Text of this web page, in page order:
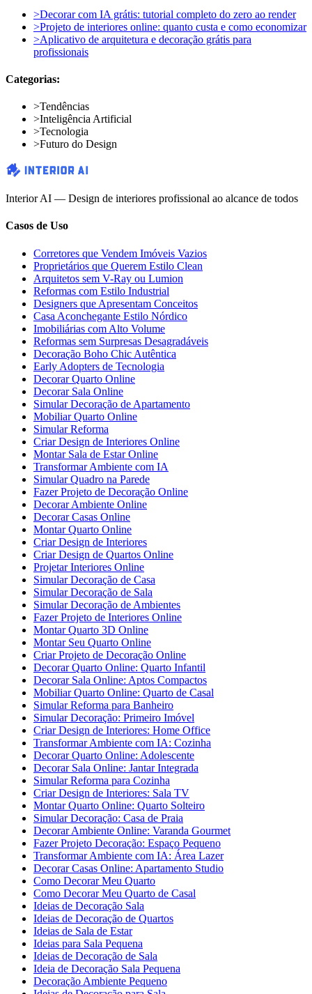
>Decorar com IA grátis: tutorial completo do zero ao render
>Projeto de interiores online: quanto custa e como economizar
>Aplicativo de arquitetura e decoração grátis para
profissionais
Categorias:
>Tendências
>Inteligência Artificial
>Tecnologia
>Futuro do Design
Interior AI — Design de interiores profissional ao alcance de todos
Casos de Uso
Corretores que Vendem Imóveis Vazios
Proprietários que Querem Estilo Clean
Arquitetos sem V-Ray ou Lumion
Reformas com Estilo Industrial
Designers que Apresentam Conceitos
Casa Aconchegante Estilo Nórdico
Imobiliárias com Alto Volume
Reformas sem Surpresas Desagradáveis
Decoração Boho Chic Autêntica
Early Adopters de Tecnologia
Decorar Quarto Online
Decorar Sala Online
Simular Decoração de Apartamento
Mobiliar Quarto Online
Simular Reforma
Criar Design de Interiores Online
Montar Sala de Estar Online
Transformar Ambiente com IA
Simular Quadro na Parede
Fazer Projeto de Decoração Online
Decorar Ambiente Online
Decorar Casas Online
Montar Quarto Online
Criar Design de Interiores
Criar Design de Quartos Online
Projetar Interiores Online
Simular Decoração de Casa
Simular Decoração de Sala
Simular Decoração de Ambientes
Fazer Projeto de Interiores Online
Montar Quarto 3D Online
Montar Seu Quarto Online
Criar Projeto de Decoração Online
Decorar Quarto Online: Quarto Infantil
Decorar Sala Online: Aptos Compactos
Mobiliar Quarto Online: Quarto de Casal
Simular Reforma para Banheiro
Simular Decoração: Primeiro Imóvel
Criar Design de Interiores: Home Office
Transformar Ambiente com IA: Cozinha
Decorar Quarto Online: Adolescente
Decorar Sala Online: Jantar Integrada
Simular Reforma para Cozinha
Criar Design de Interiores: Sala TV
Montar Quarto Online: Quarto Solteiro
Simular Decoração: Casa de Praia
Decorar Ambiente Online: Varanda Gourmet
Fazer Projeto Decoração: Espaço Pequeno
Transformar Ambiente com IA: Área Lazer
Decorar Casas Online: Apartamento Studio
Como Decorar Meu Quarto
Como Decorar Meu Quarto de Casal
Ideias de Decoração Sala
Ideias de Decoração de Quartos
Ideias de Sala de Estar
Ideias para Sala Pequena
Ideias de Decoração de Sala
Ideia de Decoração Sala Pequena
Decoração Ambiente Pequeno